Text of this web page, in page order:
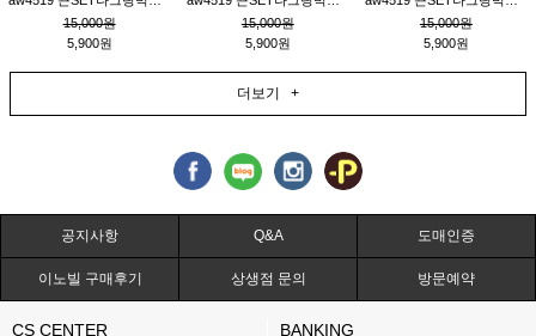
15,000원
5,900원
15,000원
5,900원
15,000원
5,900원
더보기 +
공지사항 Q&A 도매인증
이노빌 구매후기 상생점 문의 방문예약
CS CENTER BANKING